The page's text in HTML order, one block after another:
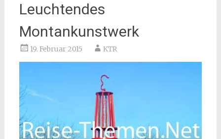
Leuchtendes
Montankunstwerk
19. Februar 2015 KTR